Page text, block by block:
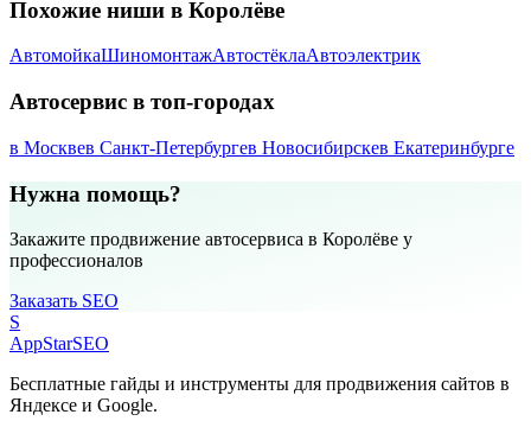
Похожие ниши в Королёве
АвтомойкаШиномонтажАвтостёклаАвтоэлектрик
Автосервис в топ-городах
в Москвев Санкт-Петербургев Новосибирскев Екатеринбурге
Нужна помощь?
Закажите продвижение автосервиса в Королёве у
профессионалов
Заказать SEO
S
AppStarSEO
Бесплатные гайды и инструменты для продвижения сайтов в
Яндексе и Google.